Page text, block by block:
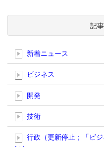
記
新着ニュース
ビジネス
開発
技術
行政（更新停止；「ビ